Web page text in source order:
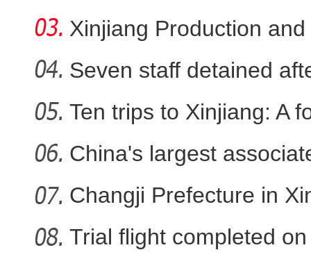
“这里的交警怎么个个像妈妈”女子一
交警接连提示 一
Xinjiang Production
Seven staff detained
Ten trips to Xinjiang: A
China's largest
sta
Changji Prefecture in
Trial flight completed